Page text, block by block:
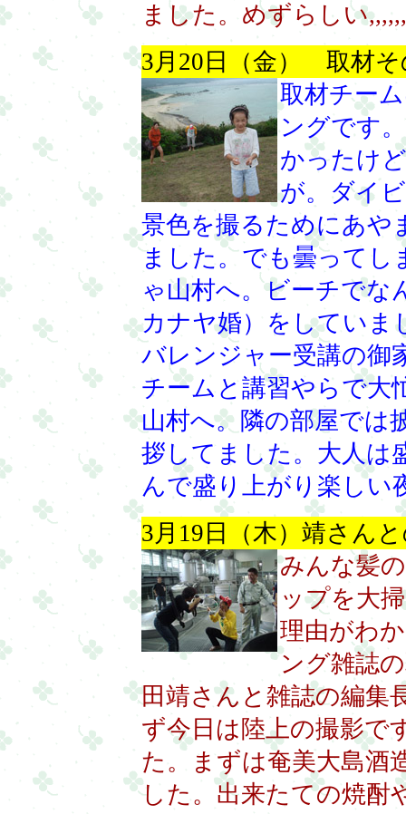
ました。めずらしい
3月20日（金） 取材そ
取材チー
ングです
かったけ
が。ダイ
景色を撮るためにあや
ました。でも曇ってし
ゃ山村へ。ビーチでな
カナヤ婚）をしていま
バレンジャー受講の御
チームと講習やらで大
山村へ。隣の部屋では
拶してました。大人は
んで盛り上がり楽しい
3月19日（木）靖さん
みんな髪
ップを大
理由がわ
ング雑誌
田靖さんと雑誌の編集
ず今日は陸上の撮影で
た。まずは奄美大島酒
した。出来たての焼酎